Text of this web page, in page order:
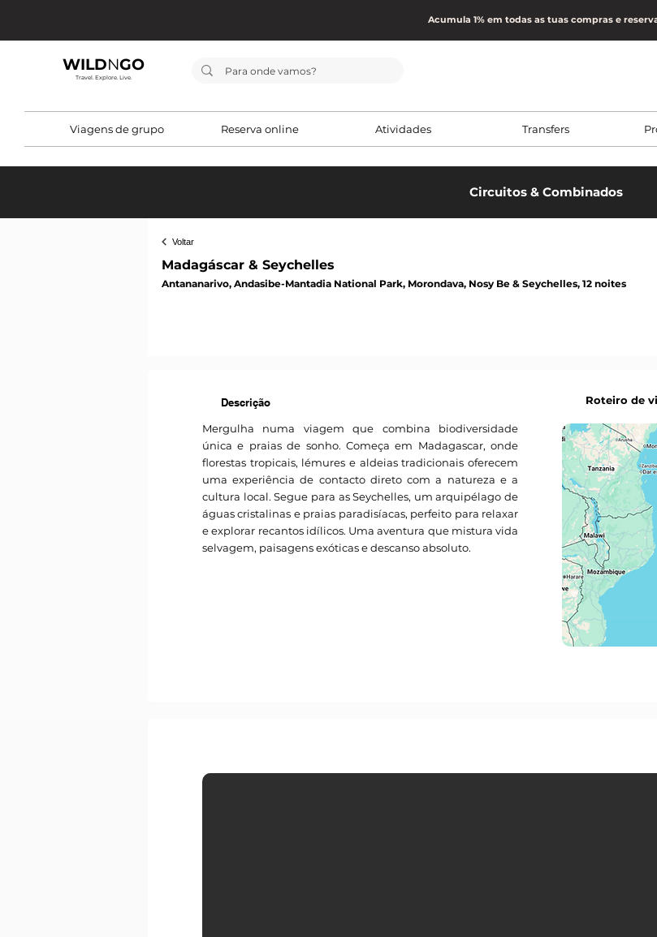
Acumula 1% em todas as tuas compras e
WILDNGO
Travel. Explore. Live.
Viagens de grupo Reserva online Atividades Transfers
Circuitos & Combinados
Voltar
Madagáscar & Seychelles
Antananarivo, Andasibe-Mantadia National Park, Morondava, Nosy Be & Seychelles, 12 noites
Descrição
Mergulha numa viagem que combina biodiversidade
única e praias de sonho. Começa em Madagascar, onde
florestas tropicais, lémures e aldeias tradicionais oferecem
uma experiência de contacto direto com a natureza e a
cultura local. Segue para as Seychelles, um arquipélago de
águas cristalinas e praias paradisíacas, perfeito para relaxar
e explorar recantos idílicos. Uma aventura que mistura vida
selvagem, paisagens exóticas e descanso absoluto.
Roteiro de